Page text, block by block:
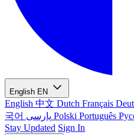
English EN
English 中文 Dutch Français
국어
Polski Português
Stay Updated Sign In